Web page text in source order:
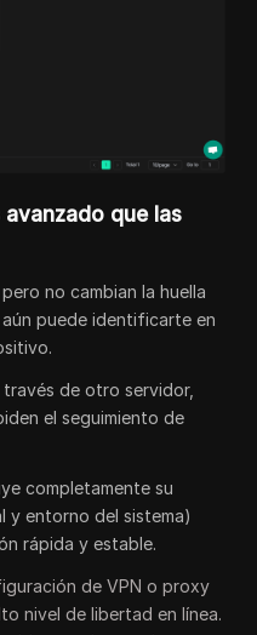
avanzado que las
no cambian la huella
puede identificarte en
de otro servidor,
el seguimiento de
completamente su
y entorno del sistema)
rápida y estable.
de VPN o proxy
nivel de libertad en línea.